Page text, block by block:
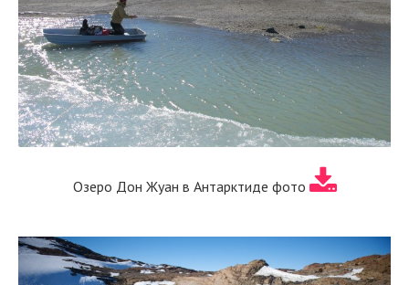
Озеро Дон Жуан в Антарктиде фото